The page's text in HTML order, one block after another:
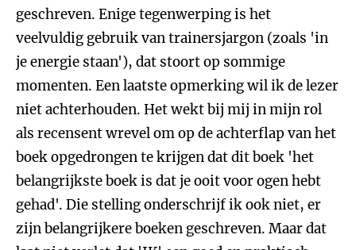
geschreven. Enige tegenwerping is het
veelvuldig gebruik van trainersjargon (zoals 'in
je energie staan'), dat stoort op sommige
momenten. Een laatste opmerking wil ik de lezer
niet achterhouden. Het wekt bij mij in mijn rol
als recensent wrevel om op de achterflap van het
boek opgedrongen te krijgen dat dit boek 'het
belangrijkste boek is dat je ooit voor ogen hebt
gehad'. Die stelling onderschrijf ik ook niet, er
zijn belangrijkere boeken geschreven. Maar dat